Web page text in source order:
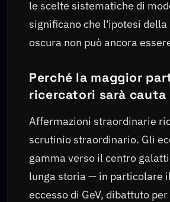
le scelte sistematiche di
significano che l'ipotesi
oscura non può ancora
Perché la maggior
ricercatori sarà cauta
Affermazioni straordinarie
scrutinio straordinario. Gli
gamma verso il centro
lunga storia — in particolare
eccesso di GeV, dibattuto